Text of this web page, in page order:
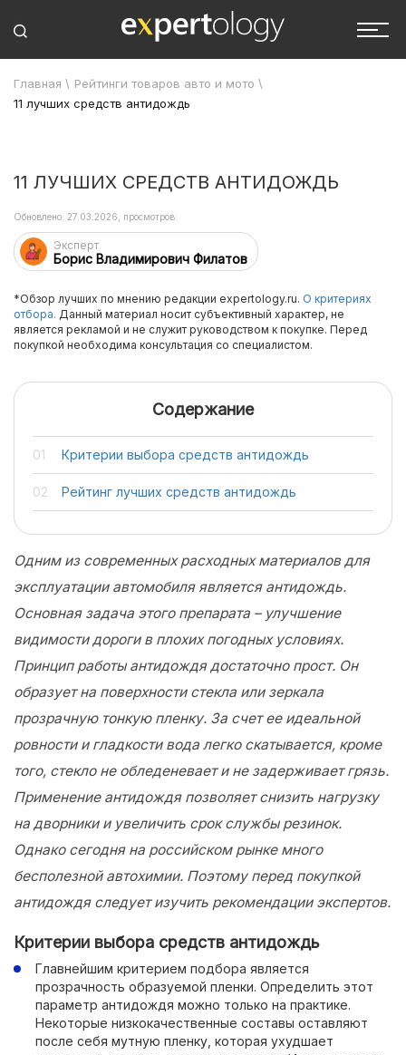
Главная \ Рейтинги товаров авто и мото \
11 лучших средств антидождь
11 ЛУЧШИХ СРЕДСТВ АНТИДОЖДЬ
Эксперт
Борис Владимирович Филатов
Обновлено: 27.03.2026, просмотров:
*Обзор лучших по мнению редакции expertology.ru. О критериях
отбора. Данный материал носит субъективный характер, не
является рекламой и не служит руководством к покупке. Перед
покупкой необходима консультация со специалистом.
Содержание
Критерии выбора средств антидождь
Рейтинг лучших средств антидождь
Одним из современных расходных материалов для
эксплуатации автомобиля является антидождь.
Основная задача этого препарата – улучшение
видимости дороги в плохих погодных условиях.
Принцип работы антидождя достаточно прост. Он
образует на поверхности стекла или зеркала
прозрачную тонкую пленку. За счет ее идеальной
ровности и гладкости вода легко скатывается, кроме
того, стекло не обледеневает и не задерживает грязь.
Применение антидождя позволяет снизить нагрузку
на дворники и увеличить срок службы резинок.
Однако сегодня на российском рынке много
бесполезной автохимии. Поэтому перед покупкой
антидождя следует изучить рекомендации экспертов.
Критерии выбора средств антидождь
Главнейшим критерием подбора является
прозрачность образуемой пленки. Определить этот
параметр антидождя можно только на практике.
Некоторые низкокачественные составы оставляют
после себя мутную пленку, которая ухудшает